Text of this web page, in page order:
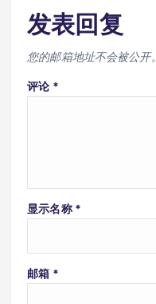
发表回复
您的邮箱地址不会被公开。
评论 *
显示名称 *
邮箱 *